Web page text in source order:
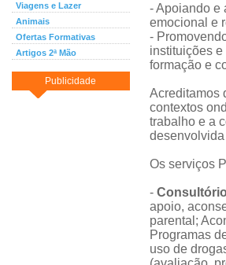
Viagens e Lazer
Animais
Ofertas Formativas
Artigos 2ª Mão
Publicidade
- Apoiando e
emocional e
-
instituições
formação e
Acreditamos
contextos
trabalho e a
Os serviços
-
apoio,
parental;
Programas
uso de